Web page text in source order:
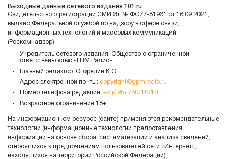
Выходные данные сетевого издания 101.ru
Свидетельство о регистрации СМИ Эл № ФС77-81931 от 16.09.2021,
выдано Федеральной службой по надзору в сфере связи,
информационных технологий и массовых коммуникаций
(Роскомнадзор).
Учредитель сетевого издания: Общество с ограниченной
ответственностью «ГПМ Радио»
Главный редактор: Огорелин К.С.
Адрес электронной почты: copyright@gpmradio.ru
Номер телефона редакции: +7 (495) 730-10-10
Возрастное ограничение 18+
На информационном ресурсе (сайте) применяются рекомендательные
технологии (информационные технологии предоставления
информации на основе сбора, систематизации и анализа сведений,
относящихся к предпочтениям пользователей сети «Интернет»,
находящихся на территории Российской Федерации)